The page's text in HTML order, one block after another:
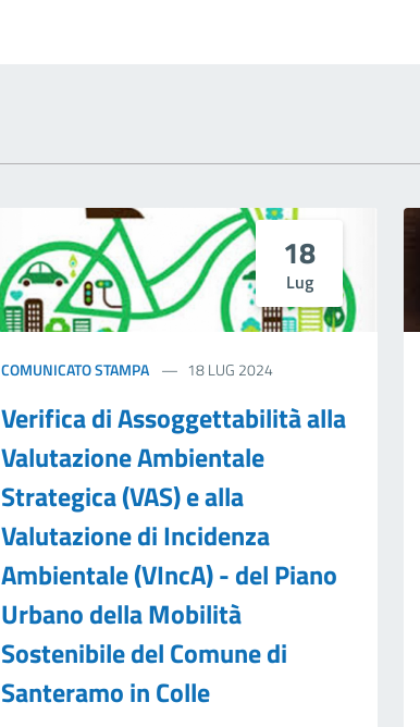
18
Lug
COMUNICATO STAMPA 18 LUG 2024
Verifica di Assoggettabilità alla
Valutazione Ambientale
Strategica (VAS) e alla
Valutazione di Incidenza
Ambientale (VIncA) - del Piano
Urbano della Mobilità
Sostenibile del Comune di
Santeramo in Colle